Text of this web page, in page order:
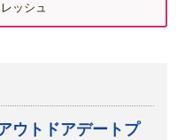
ッシュ
ウトドアデートプ